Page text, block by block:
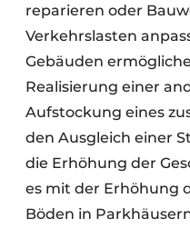
reparieren oder
Verkehrslasten
Gebäuden
Realisierung einer
Aufstockung eines
den Ausgleich einer
die Erhöhung der
es mit der Erhöhung
Böden in